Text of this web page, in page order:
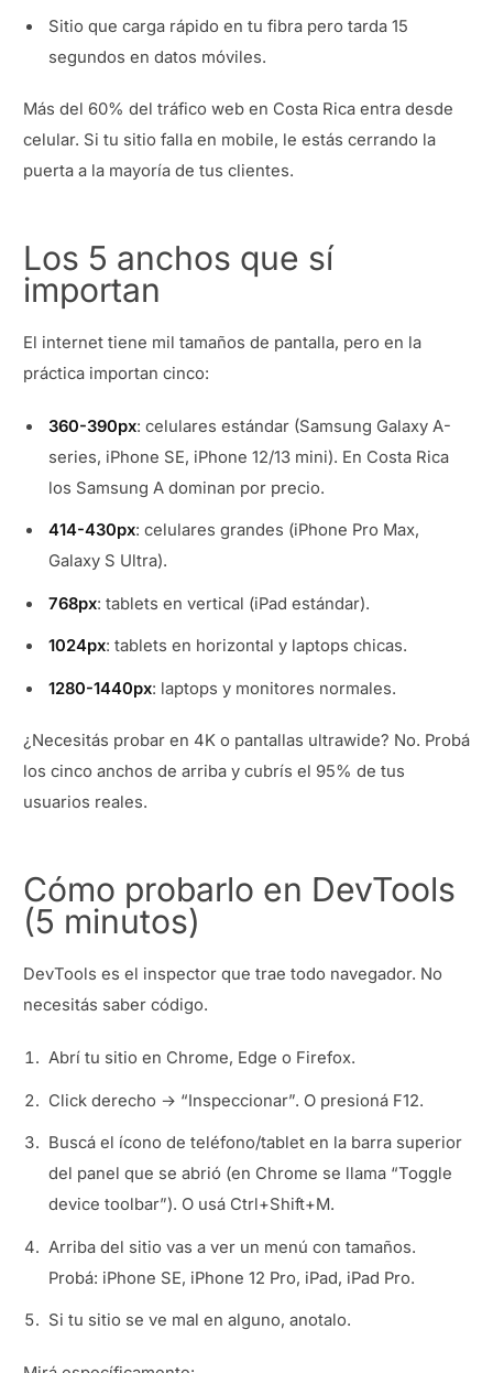
Sitio que carga rápido en tu fibra pero tarda 15
segundos en datos móviles.
Más del 60% del tráfico web en Costa Rica entra desde
celular. Si tu sitio falla en mobile, le estás cerrando la
puerta a la mayoría de tus clientes.
Los 5 anchos que sí
importan
El internet tiene mil tamaños de pantalla, pero en la
práctica importan cinco:
360-390px: celulares estándar (Samsung Galaxy A-
series, iPhone SE, iPhone 12/13 mini). En Costa Rica
los Samsung A dominan por precio.
414-430px: celulares grandes (iPhone Pro Max,
Galaxy S Ultra).
768px: tablets en vertical (iPad estándar).
1024px: tablets en horizontal y laptops chicas.
1280-1440px: laptops y monitores normales.
¿Necesitás probar en 4K o pantallas ultrawide? No. Probá
los cinco anchos de arriba y cubrís el 95% de tus
usuarios reales.
Cómo probarlo en DevTools
(5 minutos)
DevTools es el inspector que trae todo navegador. No
necesitás saber código.
Abrí tu sitio en Chrome, Edge o Firefox.
Click derecho → “Inspeccionar”. O presioná F12.
Buscá el ícono de teléfono/tablet en la barra superior
del panel que se abrió (en Chrome se llama “Toggle
device toolbar”). O usá Ctrl+Shift+M.
Arriba del sitio vas a ver un menú con tamaños.
Probá: iPhone SE, iPhone 12 Pro, iPad, iPad Pro.
Si tu sitio se ve mal en alguno, anotalo.